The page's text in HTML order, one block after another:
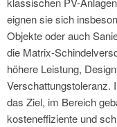
eignen sie sich
Objekte oder auch
die Matrix-
höhere Leistung,
Verschattungstoleranz.
das Ziel, im Bereich
kosteneffiziente und